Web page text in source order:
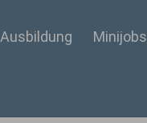
Ausbildung Minijobs